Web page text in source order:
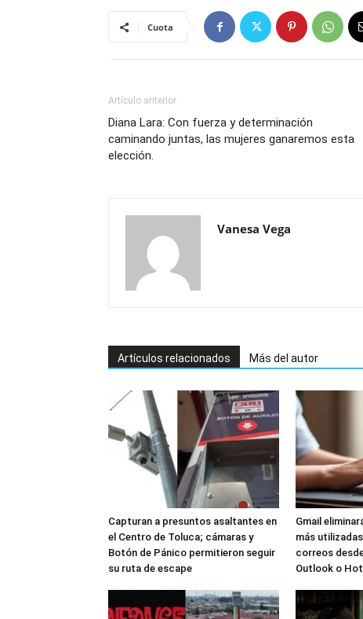
Cuota
Artículo anterior
Diana Lara: Con fuerza y determinación
caminando juntas, las mujeres ganaremos esta
elección.
Vanesa Vega
Artículos relacionados Más del autor
Capturan a presuntos asaltantes en
el Centro de Toluca; cámaras y
Botón de Pánico permitieron seguir
su ruta de escape
Gmail
más
correos
Outlook o